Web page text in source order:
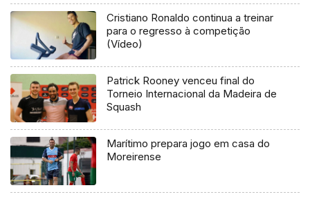
entram no figurino
Cristiano Ronaldo continua a treinar
para o regresso à competição
(Vídeo)
Patrick Rooney venceu final do
Torneio Internacional da Madeira de
Squash
Marítimo prepara jogo em casa do
Moreirense